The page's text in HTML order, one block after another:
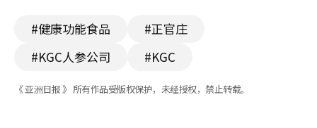
#健康功能食品
#正官庄
#KGC人参公司
#KGC
《 亚洲日报 》 所有作品受版权保护，未经授权，禁止转载。